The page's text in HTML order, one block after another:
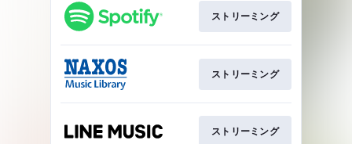
ストリーミング
ストリーミング
ストリーミング